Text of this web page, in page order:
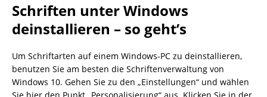
Schriften unter Windows
deinstallieren – so geht’s
Um Schriftarten auf einem Windows-PC zu deinstallieren,
benutzen Sie am besten die Schriftenverwaltung von
Windows 10. Gehen Sie zu den „Einstellungen“ und wählen